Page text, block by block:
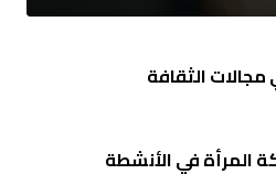
الثقافة
المرأة في الأنشطة